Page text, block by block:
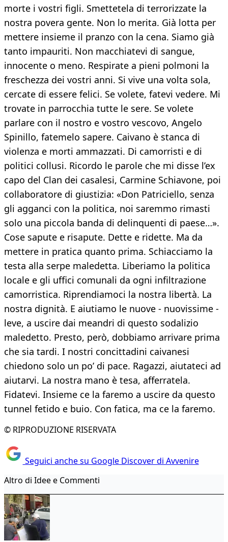
morte i vostri figli. Smettetela di terrorizzate la
nostra povera gente. Non lo merita. Già lotta per
mettere insieme il pranzo con la cena. Siamo già
tanto impauriti. Non macchiatevi di sangue,
innocente o meno. Respirate a pieni polmoni la
freschezza dei vostri anni. Si vive una volta sola,
cercate di essere felici. Se volete, fatevi vedere. Mi
trovate in parrocchia tutte le sere. Se volete
parlare con il nostro e vostro vescovo, Angelo
Spinillo, fatemelo sapere. Caivano è stanca di
violenza e morti ammazzati. Di camorristi e di
politici collusi. Ricordo le parole che mi disse l’ex
capo del Clan dei casalesi, Carmine Schiavone, poi
collaboratore di giustizia: «Don Patriciello, senza
gli agganci con la politica, noi saremmo rimasti
solo una piccola banda di delinquenti di paese…».
Cose sapute e risapute. Dette e ridette. Ma da
mettere in pratica quanto prima. Schiacciamo la
testa alla serpe maledetta. Liberiamo la politica
locale e gli uffici comunali da ogni infiltrazione
camorristica. Riprendiamoci la nostra libertà. La
nostra dignità. E aiutiamo le nuove - nuovissime -
leve, a uscire dai meandri di questo sodalizio
maledetto. Presto, però, dobbiamo arrivare prima
che sia tardi. I nostri concittadini caivanesi
chiedono solo un po’ di pace. Ragazzi, aiutateci ad
aiutarvi. La nostra mano è tesa, afferratela.
Fidatevi. Insieme ce la faremo a uscire da questo
tunnel fetido e buio. Con fatica, ma ce la faremo.
© RIPRODUZIONE RISERVATA
Seguici anche su Google Discover di Avvenire
Altro di Idee e Commenti